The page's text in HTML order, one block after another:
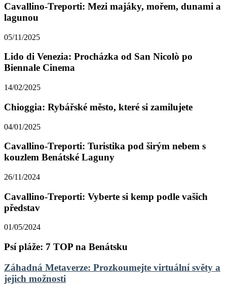
Cavallino-Treporti: Mezi majáky, mořem, dunami a
lagunou
05/11/2025
Lido di Venezia: Procházka od San Nicolò po
Biennale Cinema
14/02/2025
Chioggia: Rybářské město, které si zamilujete
04/01/2025
Cavallino-Treporti: Turistika pod širým nebem s
kouzlem Benátské Laguny
26/11/2024
Cavallino-Treporti: Vyberte si kemp podle vašich
představ
01/05/2024
Psí pláže: 7 TOP na Benátsku
Záhadná
Metaverze:
Prozkoumejte
Záhadná Metaverze: Prozkoumejte virtuální světy a
jejich možnosti